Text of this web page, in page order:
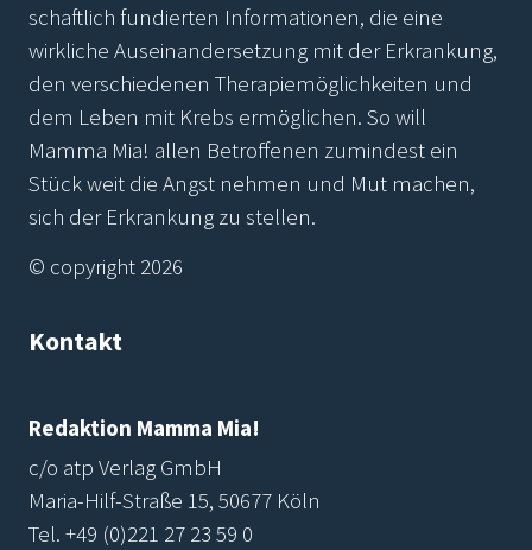
schaftlich fundierten Informationen, die eine
wirkliche Auseinandersetzung mit der Erkrankung,
den verschiedenen Therapiemöglichkeiten und
dem Leben mit Krebs ermöglichen. So will
Mamma Mia! allen Betroffenen zumindest ein
Stück weit die Angst nehmen und Mut machen,
sich der Erkrankung zu stellen.
© copyright 2026
Kontakt
Redaktion Mamma Mia!
c/o atp Verlag GmbH
Maria-Hilf-Straße 15, 50677 Köln
Tel. +49 (0)221 27 23 59 0